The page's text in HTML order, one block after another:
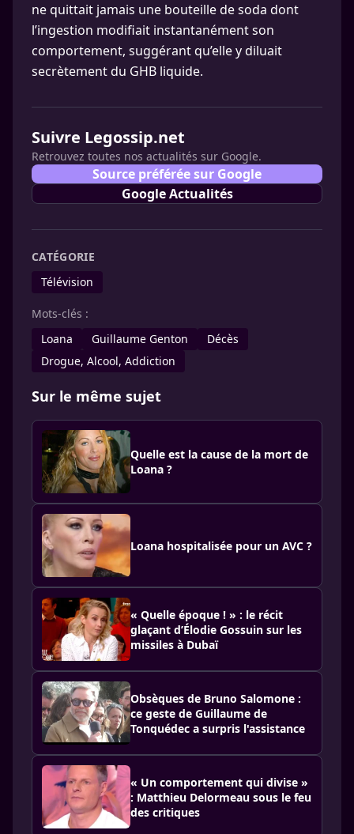
ne quittait jamais une bouteille de soda dont
l’ingestion modifiait instantanément son
comportement, suggérant qu’elle y diluait
secrètement du GHB liquide.
Suivre Legossip.net
Retrouvez toutes nos actualités sur Google.
Source préférée sur Google
Google Actualités
CATÉGORIE
Télévision
Mots-clés :
Loana
Guillaume Genton
Décès
Drogue, Alcool, Addiction
Sur le même sujet
Quelle est la cause de la mort de
Loana ?
Loana hospitalisée pour un AVC ?
« Quelle époque ! » : le récit
glaçant d’Élodie Gossuin sur les
missiles à Dubaï
Obsèques de Bruno Salomone :
ce geste de Guillaume de
Tonquédec a surpris l'assistance
« Un comportement qui divise »
: Matthieu Delormeau sous le feu
des critiques